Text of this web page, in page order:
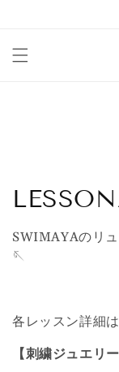
C
o
l
e
c
SWIMAYAのリ
🪡
各レッスン詳細
【刺繍ジュエリ